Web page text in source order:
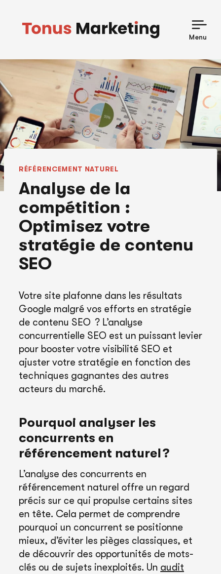
content
Menu
RÉFÉRENCEMENT NATUREL
Analyse de la
compétition :
Optimisez votre
stratégie de contenu
SEO
Votre site plafonne dans les résultats
Google malgré vos efforts en stratégie
de contenu SEO ? L’analyse
concurrentielle SEO est un puissant levier
pour booster votre visibilité SEO et
ajuster votre stratégie en fonction des
techniques gagnantes des autres
acteurs du marché.
Pourquoi analyser les
concurrents en
référencement naturel ?
L’analyse des concurrents en
référencement naturel offre un regard
précis sur ce qui propulse certains sites
en tête. Cela permet de comprendre
pourquoi un concurrent se positionne
mieux, d’éviter les pièges classiques, et
de découvrir des opportunités de mots-
clés ou de sujets inexploités. Un audit